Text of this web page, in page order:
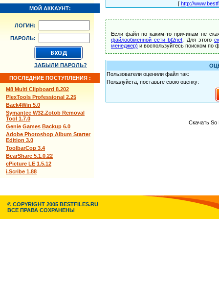
МОЙ АККАУНТ:
ЛОГИН:
ПАРОЛЬ:
ЗАБЫЛИ ПАРОЛЬ?
ПОСЛЕДНИЕ ПОСТУПЛЕНИЯ :
M8 Multi Clipboard 8.202
PlexTools Professional 2.25
Back4Win 5.0
Symantec W32.Zotob Removal
Tool 1.7.0
Genie Games Backup 6.0
Adobe Photoshop Album Starter
Edition 3.0
ToolbarCop 3.4
BearShare 5.1.0.22
cPicture LE 1.5.12
i.Scribe 1.88
[ http://
Если файл по каким-то причинам не
файлообменной сети bt2net . Для этого
менеджер) и воспользуйтесь поиском по
Пользователи оценили файл так:
Пожалуйста, поставьте свою оценку:
Скачать
© COPYRIGHT 2005 BESTFILES.RU
ВСЕ ПРАВА СОХРАНЕНЫ